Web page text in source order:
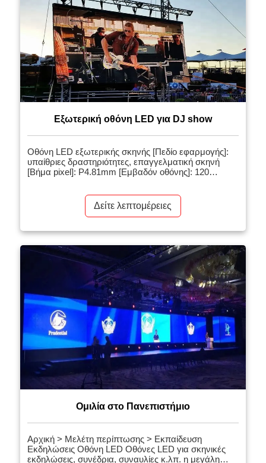
Εξωτερική οθόνη LED για DJ show
Οθόνη LED εξωτερικής σκηνής [Πεδίο εφαρμογής]:
υπαίθριες δραστηριότητες, επαγγελματική σκηνή
[Βήμα pixel]: P4.81mm [Εμβαδόν οθόνης]: 120
εξωτερικής σκηνής σε εξωτερικές περιστάσεις
σκηνικής παράστασης P4.81, επειδή η οθόνη LED
εύκολη στη λειτουργία, είναι βολική στην
Δείτε λεπτομέρειες
Ομιλία στο Πανεπιστήμιο
Αρχική > Μελέτη περίπτωσης > Εκπαίδευση
Εκδηλώσεις Οθόνη LED Οθόνες LED για σκηνικές
εκδηλώσεις, συνέδρια, συναυλίες κ.λπ. η μεγάλη